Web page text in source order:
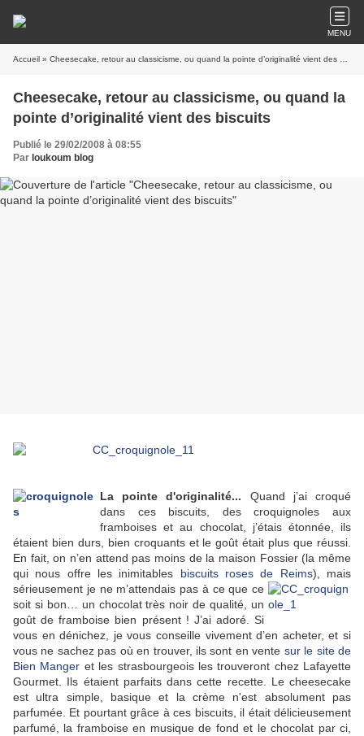
MENU
Accueil » Cheesecake, retour au classicisme, ou quand la pointe d’originalité vient des biscuits
Cheesecake, retour au classicisme, ou quand la
pointe d’originalité vient des biscuits
Publié le 29/02/2008 à 08:55
Par loukoum blog
La pointe d'originalité... Quand j’ai croqué
dans ces biscuits, des croquignoles aux
framboises et au chocolat, j’étais étonnée, ils
étaient bien durs, bien croquants et le goût était plus que réussi.
En fait, on n’en attend pas moins de la maison Fossier (la même
qui nous offre les inimitables biscuits roses de Reims), mais
sérieusement je ne m’attendais pas à ce que ce
soit si bon… un chocolat très noir de qualité, un
goûtde framboise bien présent ! J’ai adoré. Si
vous en dénichez, je vous conseille vivement d’en acheter, et si
vous ne sachez pas où en trouver, ils sont en vente sur le site de
Bien Manger et les strasbourgeois les trouveront chez Lafayette
Gourmet. Ils étaient parfaits dans cette recette. Le cheesecake
est ultra simple, basique et la crème n'est absolument pas
parfumée. Et pourtant grâce à ces biscuits, il était délicieusement
parfumé, la framboise en musique de fond et le chocolat par ci,